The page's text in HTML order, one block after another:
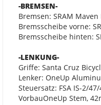
-BREMSEN-
Bremsen: SRAM Maven
Bremsscheibe vorne:
Bremsscheibe hinten:
-LENKUNG-
Griffe: Santa Cruz
Lenker: OneUp
Steuersatz: FSA IS-2/47/
VorbauOneUp Stem,